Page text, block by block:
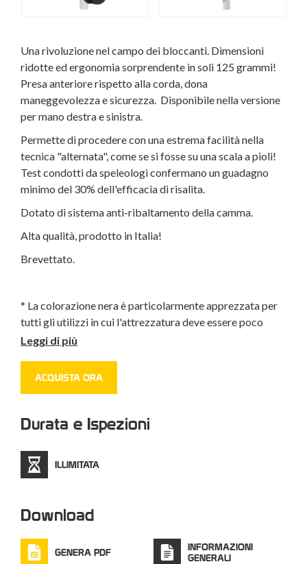
Una rivoluzione nel campo dei bloccanti. Dimensioni
ridotte ed ergonomia sorprendente in soli 125 grammi!
Presa anteriore rispetto alla corda, dona
maneggevolezza e sicurezza. Disponibile nella versione
per mano destra e sinistra.
Permette di procedere con una estrema facilità nella
tecnica "alternata", come se si fosse su una scala a pioli!
Test condotti da speleologi confermano un guadagno
minimo del 30% dell'efficacia di risalita.
Dotato di sistema anti-ribaltamento della camma.
Alta qualità, prodotto in Italia!
Brevettato.
* La colorazione nera è particolarmente apprezzata per
tutti gli utilizzi in cui l'attrezzatura deve essere poco
visibile (impieghi militari, teatro e cinema, spettacoli
Leggi di più
ACQUISTA ORA
Durata e Ispezioni
ILLIMITATA
Download
GENERA PDF
INFORMAZIONI
GENERALI